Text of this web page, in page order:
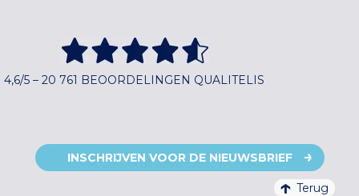
4,6/5 – 20 761 BEOORDELINGEN QUALITELIS
INSCHRIJVEN VOOR DE NIEUWSBRIEF
Terug